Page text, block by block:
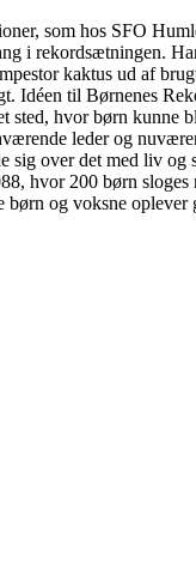
som hos SFO
i rekordsætningen.
kaktus ud af
Idéen til Børnenes
sted, hvor børn
leder og
sig over det med liv
hvor 200 børn
og voksne